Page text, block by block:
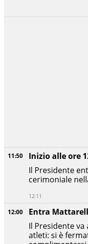
12:00
Entra
Il Presidente va
atleti: si è
11:50
Inizio alle ore
Il Presidente
cerimoniale
12:11